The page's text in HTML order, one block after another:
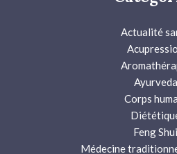
Actualité
Ayurveda
Corps
Feng Shui
Médecine